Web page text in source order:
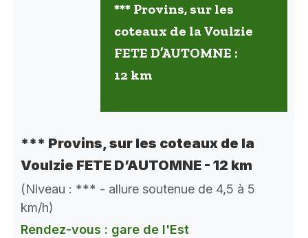
*** Provins, sur les
coteaux de la Voulzie
FETE D’AUTOMNE :
12 km
*** Provins, sur les coteaux de la
Voulzie FETE D’AUTOMNE - 12 km
(Niveau : *** - allure soutenue de 4,5 à 5
km/h)
Rendez-vous : gare de l'Est